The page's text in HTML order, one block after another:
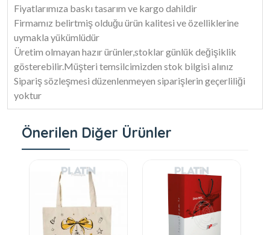
Fiyatlarımıza baskı tasarım ve kargo dahildir
Firmamız belirtmiş olduğu ürün kalitesi ve özelliklerine
uymakla yükümlüdür
Üretim olmayan hazır ürünler,stoklar günlük değişiklik
gösterebilir.Müşteri temsilcimizden stok bilgisi alınız
Sipariş sözleşmesi düzenlenmeyen siparişlerin geçerliliği
yoktur
Önerilen Diğer Ürünler